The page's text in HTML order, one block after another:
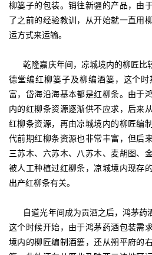
柳篓子的包装。销往新疆的产品，由
了之前的经验教训，从开始就一直用
运方式来运输。
乾隆嘉庆年间，凉城境内的柳匠比
德堂编红柳篓子及柳编酒篓，这个
富，岱海沿海基本都是红柳条。由于
内的红柳条资源逐渐供不应求，后来
红柳条资源，再由凉城境内的柳匠编
代前期红柳条资源也非常丰富，但后
三苏木、六苏木、八苏木、麦胡图、
被人工种植过红柳条，凉城境内现存
出产红柳条有关。
自道光年间成为贡酒之后，鸿茅药
这个时候开始，由于鸿茅药酒包装需
境内的柳匠编制酒篓，还从朔平府的